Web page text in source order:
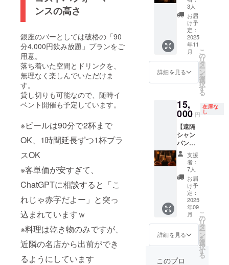
ンスの高さ
銀座のバーとしては破格の「90
分4,000円飲み放題」プランをご
用意。
落ち着いた空間とドリンクを、
無理なく楽しんでいただけま
す。
貸し切りも可能なので、随時イ
ベント開催も予定しています。
※ビールは90分で2杯まで
OK、1時間延長ずつ1杯プラ
スOK
※客単価が安すぎて、
ChatGPTに相談すると「こ
れじゃ赤字だよー」と突っ
込まれていますｗ
※料理は乾き物のみですが、
近隣の名店から出前ができ
るようにしています
にもご
活用い
ただけ
たらと
思いま
す！個
人的に
も全力
でサ
きま
す。 ・
来店
時、90
分1セッ
ト目を
来店の
度に提
供。 ・
ビジネ
スの相
談＆ビ
ジネス
を繋げ
るサ
ポート
(700名
サロン
オープ
ン祝い
にお花
を贈れ
るリ
ターン
です。
お花は
こちら
で選定
させて
きま
す。 ※
お店に
飾らせ
ていた
だきま
すの
で、備
考欄に
お名前
の記載
もお願
いしま
す。
3人
お届
け予
定：
2025
年11
月
詳細を見る
こ
の
リ
タ
ー
ン
を
選
択
す
る
15,
000 円
在庫な
し
【遠隔
シャン
パンで
盛り上
げ！】
当店の
オープ
ン祝い
で遠隔
でシャ
ンパン
を振る
舞うこ
とがで
きま
す。 ※
お祝い
支援
者：
7人
お届
け予
定：
2025
年09
月
詳細を見る
こ
の
リ
タ
ー
ン
を
選
択
す
る
このプロ